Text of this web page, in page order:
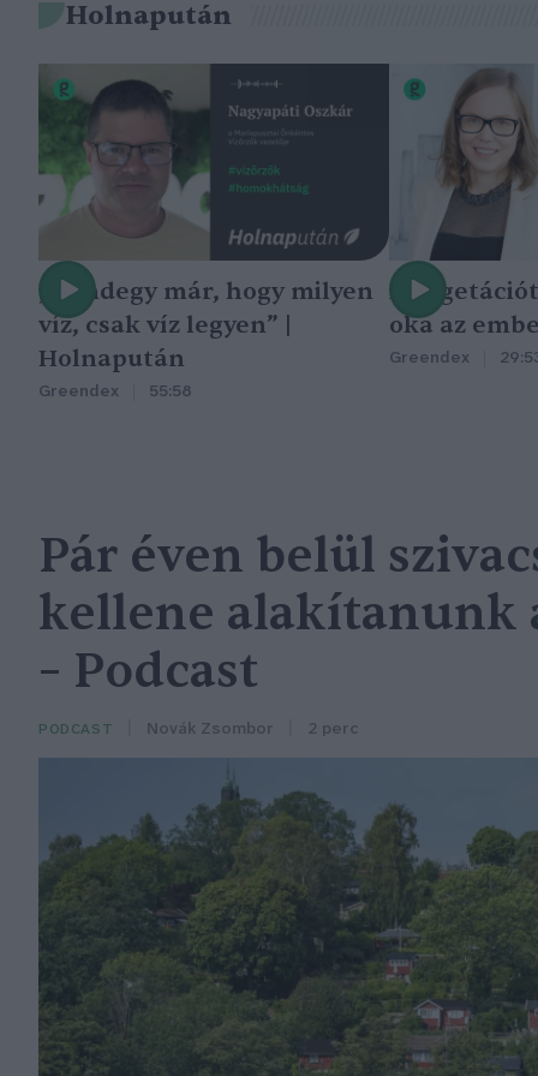
Holnapután
„Mindegy már, hogy milyen
víz, csak víz legyen” |
Holnapután
Greendex 55:58
A
oka az
Greendex
Pár éven belül
kellene alakítanunk
– Podcast
PODCAST Novák Zsombor 2 perc